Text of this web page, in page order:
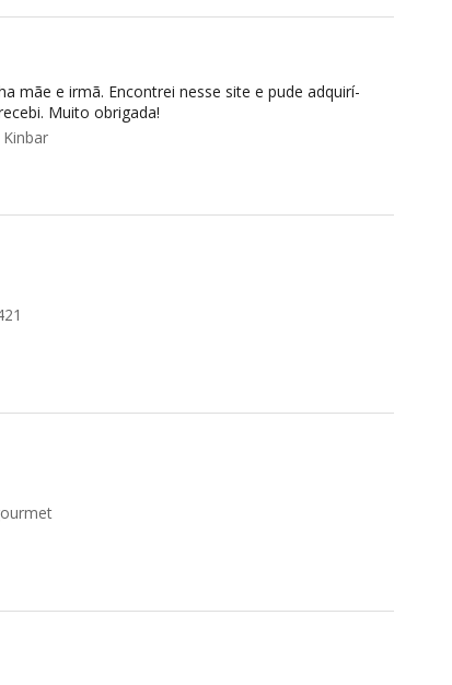
mãe e irmã. Encontrei nesse site e pude adquirí-
Muito obrigada!